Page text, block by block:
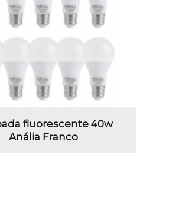
fluorescente 40w
Anália Franco